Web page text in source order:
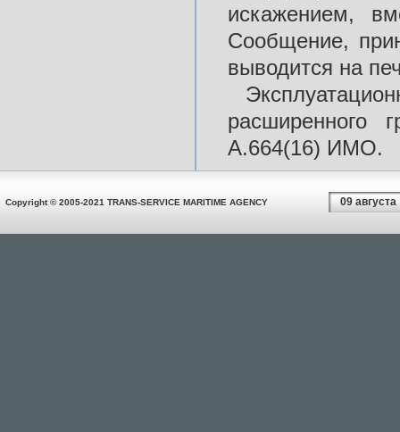
искажением,
Сообщение,
выводится на
расширенного
А.664(16) ИМО.
Copyright © 2005-2021 TRANS-SERVICE MARITIME AGENCY 09 августа